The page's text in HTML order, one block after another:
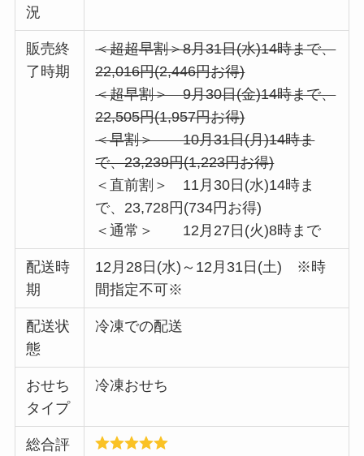
況
販売終
了時期
＜超超早割＞8月31日(水)14時まで、
22,016円(2,446円お得)
＜超早割＞ 9月30日(金)14時まで、
22,505円(1,957円お得)
＜早割＞ 10月31日(月)14時ま
で、23,239円(1,223円お得)
＜直前割＞ 11月30日(水)14時ま
で、23,728円(734円お得)
＜通常＞ 12月27日(火)8時まで
配送時
期
12月28日(水)～12月31日(土) ※時
間指定不可※
配送状
態
冷凍での配送
おせち
タイプ
冷凍おせち
総合評